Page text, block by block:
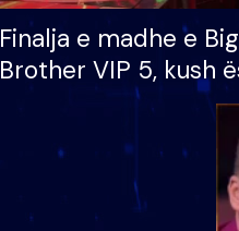
Finalja e madhe e Big
Brother VIP 5, kush
banori i parë që lë
dhe humb
të fituar çmimin e